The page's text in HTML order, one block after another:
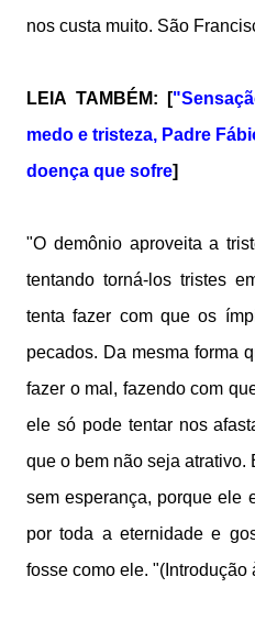
nos custa muito. São
LEIA TAMBÉM: [
medo e tristeza, Padre
doença que sofre]
"O demônio aproveita a
tentando torná-los tristes
tenta fazer com que os
pecados. Da mesma forma
fazer o mal, fazendo com
ele só pode tentar nos
que o bem não seja atrativo.
sem esperança, porque ele
por toda a eternidade e
fosse como ele. "(Introdução